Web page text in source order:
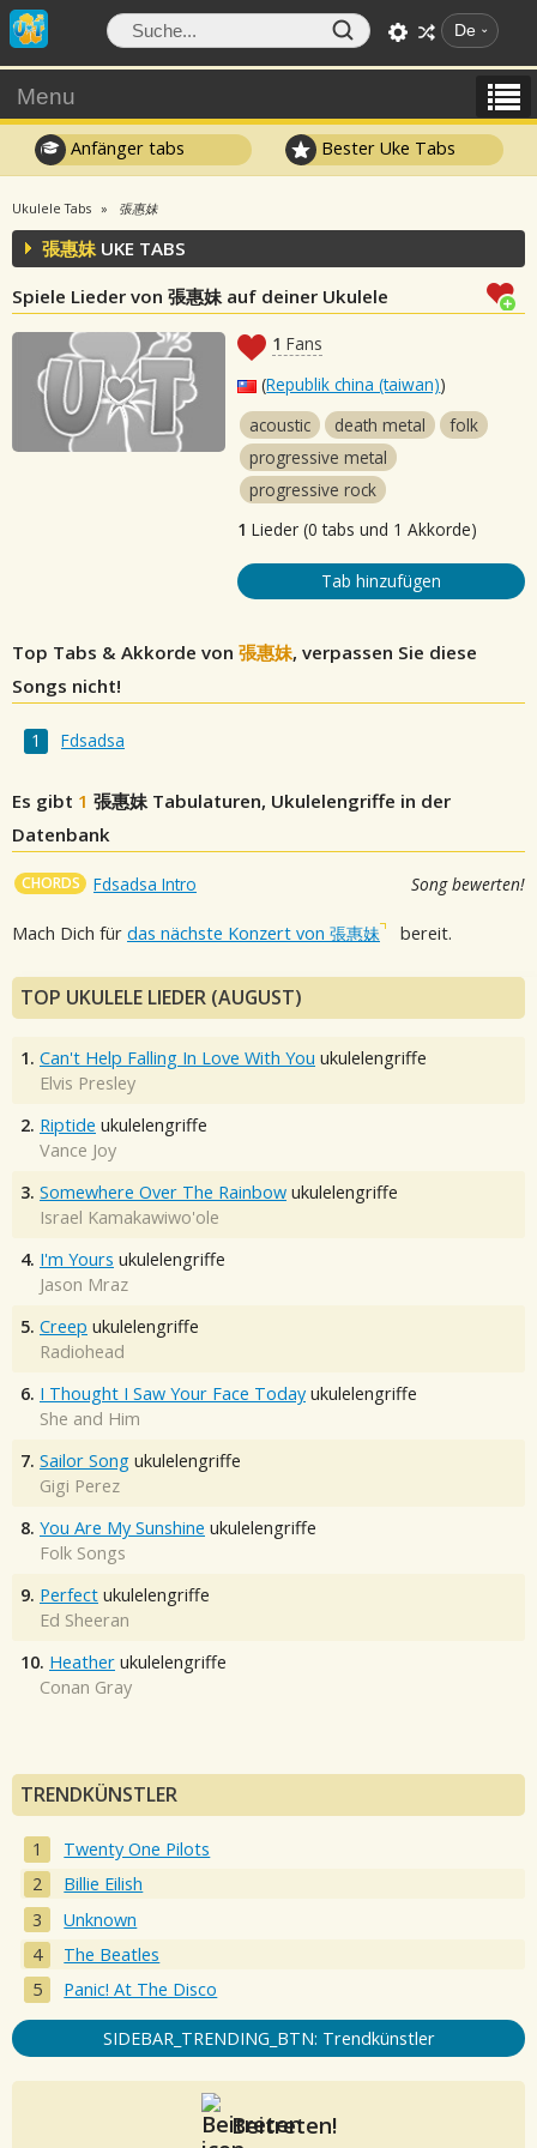
De
Menu
Anfänger tabs Bester Uke Tabs
Ukulele Tabs 張惠妹
張惠妹UKE TABS
Spiele Lieder von 張惠妹 auf deiner Ukulele
1 Fans
(Republik china (taiwan))
acoustic
death metal
folk
progressive metal
progressive rock
1 Lieder (0 tabs und 1 Akkorde)
Tab hinzufügen
Top Tabs & Akkorde von 張惠妹, verpassen Sie diese
Songs nicht!
Fdsadsa
Es gibt 1 張惠妹Tabulaturen, Ukulelengriffe in der
Datenbank
CHORDS Fdsadsa Intro Song bewerten!
Mach Dich für das nächste Konzert von 張惠妹 bereit.
TOP UKULELE LIEDER (AUGUST)
1. Can't Help Falling In Love With You ukulelengriffe
Elvis Presley
2. Riptide ukulelengriffe
Vance Joy
3. Somewhere Over The Rainbow ukulelengriffe
Israel Kamakawiwo'ole
4. I'm Yours ukulelengriffe
Jason Mraz
5. Creep ukulelengriffe
Radiohead
6. I Thought I Saw Your Face Today ukulelengriffe
She and Him
7. Sailor Song ukulelengriffe
Gigi Perez
8. You Are My Sunshine ukulelengriffe
Folk Songs
9. Perfect ukulelengriffe
Ed Sheeran
10. Heather ukulelengriffe
Conan Gray
TRENDKÜNSTLER
Twenty One Pilots
Billie Eilish
Unknown
The Beatles
Panic! At The Disco
SIDEBAR_TRENDING_BTN: Trendkünstler
Beitreten!